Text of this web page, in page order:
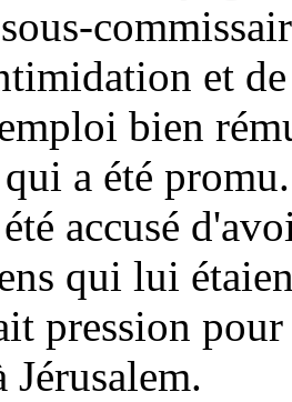
et
bien
a été
accusé
qui lui
pression